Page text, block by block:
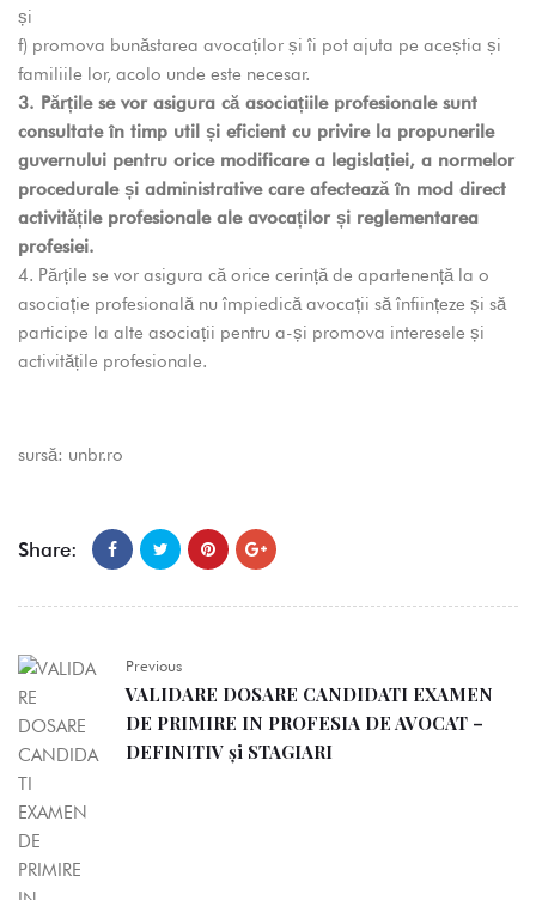
și
f) promova bunăstarea avocaților și îi pot ajuta pe aceștia și
familiile lor, acolo unde este necesar.
3. Părțile se vor asigura că asociațiile profesionale sunt
consultate în timp util și eficient cu privire la propunerile
guvernului pentru orice modificare a legislației, a normelor
procedurale și administrative care afectează în mod direct
activitățile profesionale ale avocaților și reglementarea
profesiei.
4. Părțile se vor asigura că orice cerință de apartenență la o
asociație profesională nu împiedică avocații să înființeze și să
participe la alte asociații pentru a-și promova interesele și
activitățile profesionale.
sursă: unbr.ro
Share:
Previous
VALIDARE DOSARE CANDIDATI EXAMEN
DE PRIMIRE IN PROFESIA DE AVOCAT –
DEFINITIV și STAGIARI